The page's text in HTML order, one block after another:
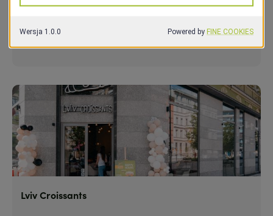
formie bufetu, szybkie lunche, lunche biznesowe i
wykwintne kolacje, a w niedzielne popołudnie
familijne obiady dla rodzin z dziećmi.
Lviv Croissants